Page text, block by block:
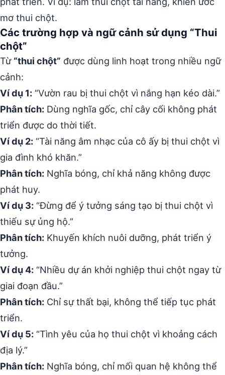
mơ thui chột.
Các trường hợp và ngữ cảnh sử dụng “Thui
chột”
Từ “thui chột” được dùng linh hoạt trong nhiều ngữ
cảnh:
Ví dụ 1: “Vườn rau bị thui chột vì nắng hạn kéo dài.”
Phân tích: Dùng nghĩa gốc, chỉ cây cối không phát
triển được do thời tiết.
Ví dụ 2: “Tài năng âm nhạc của cô ấy bị thui chột vì
gia đình khó khăn.”
Phân tích: Nghĩa bóng, chỉ khả năng không được
phát huy.
Ví dụ 3: “Đừng để ý tưởng sáng tạo bị thui chột vì
thiếu sự ủng hộ.”
Phân tích: Khuyến khích nuôi dưỡng, phát triển ý
tưởng.
Ví dụ 4: “Nhiều dự án khởi nghiệp thui chột ngay từ
giai đoạn đầu.”
Phân tích: Chỉ sự thất bại, không thể tiếp tục phát
triển.
Ví dụ 5: “Tình yêu của họ thui chột vì khoảng cách
địa lý.”
Phân tích: Nghĩa bóng, chỉ mối quan hệ không thể